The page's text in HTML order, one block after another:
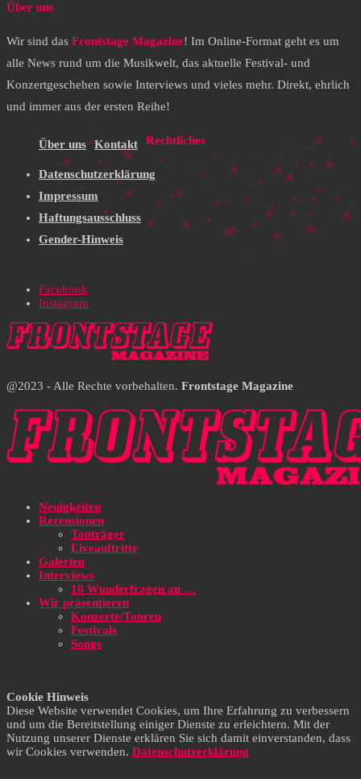
Über uns
Wir sind das Frontstage Magazine! Im Online-Format geht es um
alle News rund um die Musikwelt, das aktuelle Festival- und
Konzertgeschehen sowie Interviews und vieles mehr. Direkt, ehrlich
und immer aus der ersten Reihe!
Über uns Kontakt Rechtliches
Datenschutzerklärung
Impressum
Haftungsausschluss
Gender-Hinweis
Facebook
Instagram
@2023 - Alle Rechte vorbehalten. Frontstage Magazine
Neuigkeiten
Rezensionen
Tonträger
Liveauftritte
Galerien
Interviews
10 Wunderfragen an …
Wir präsentieren
Konzerte/Touren
Festivals
Songs
Cookie Hinweis
Diese Website verwendet Cookies, um Ihre Erfahrung zu verbessern
und um die Bereitstellung einiger Dienste zu erleichtern. Mit der
Nutzung unserer Dienste erklären Sie sich damit einverstanden, dass
wir Cookies verwenden. Datenschutzerklärung